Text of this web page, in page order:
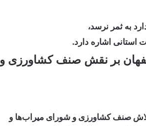
به ثمر نرسد،
استانی اشاره دارد.
بر نقش صنف کشاورزی و
صنف کشاورزی و شورای میراب‌ها و